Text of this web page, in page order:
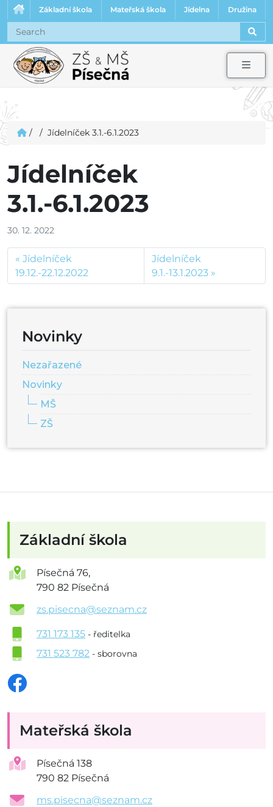
Základní škola Mateřská škola Jídelna Družina
/ / Jídelníček 3.1.-6.1.2023
Jídelníček
3.1.-6.1.2023
30. 12. 2022
Jídelníček
19.12.-22.12.2022
Jídelníček
9.1.-13.1.2023
Novinky
Nezařazené
Novinky
MŠ
ZŠ
Základní škola
Písečná 76,
790 82 Písečná
zs.pisecna@seznam.cz
731 173 135 - ředitelka
731 523 782 - sborovna
Mateřská škola
Písečná 138
790 82 Písečná
ms.pisecna@seznam.cz